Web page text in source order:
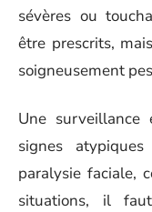
sévères ou
être prescrits,
soigneusement
Une surveillance
signes
paralysie faciale,
situations, il